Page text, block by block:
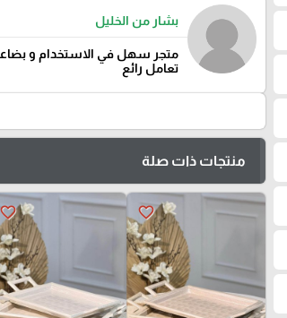
بشار من الخليل
متجر سهل في الاستخدام و
تعامل رائع
منتجات ذات صلة
favorite_border
favorite_border